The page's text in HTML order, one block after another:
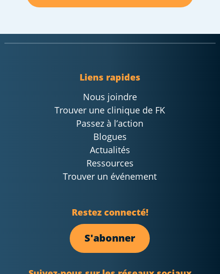
Liens rapides
Nous joindre
Trouver une clinique de FK
Passez à l’action
Blogues
Actualités
Ressources
Trouver un événement
Restez connecté!
S'abonner